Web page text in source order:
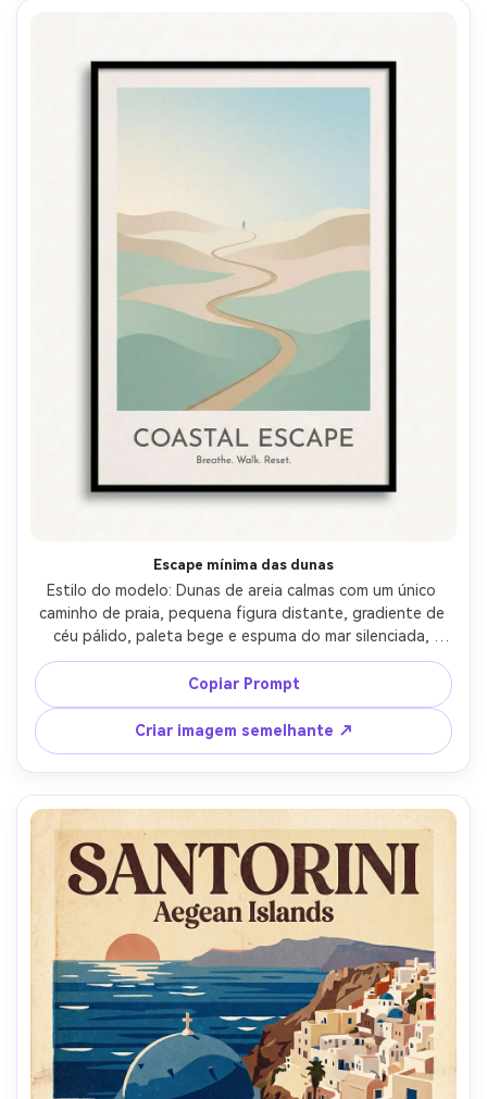
Escape mínima das dunas
Estilo do modelo: Dunas de areia calmas com um único
caminho de praia, pequena figura distante, gradiente de
céu pálido, paleta bege e espuma do mar silenciada,
formas ultra-limpas, muito espaço negativo, tipografia
moderna "fuga costeira" com pequeno slogan "Respirar.
Caminhar. Reset.", textura de papel sutil, composição de
galeria-pôster, lente de 85mm, profundidade de campo
rasa, iluminação cinematográfica suave-AR 4:5
Copiar Prompt
Criar imagem semelhante ↗